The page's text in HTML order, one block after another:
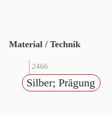
Material / Technik
2466
Silber; Prägung